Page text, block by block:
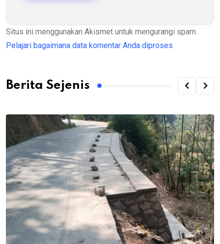
Situs ini menggunakan Akismet untuk mengurangi spam.
Pelajari bagaimana data komentar Anda diproses
Berita Sejenis